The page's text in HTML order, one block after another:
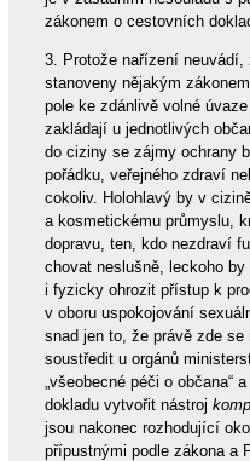
zákonem o cestovních
3. Protože nařízení
stanoveny nějakým
pole ke zdánlivě volné
zakládají u jednotlivých
do ciziny se zájmy ochrany
pořádku, veřejného zdraví
cokoliv. Holohlavý by v
a kosmetickému průmyslu,
dopravu, ten, kdo nezdraví
chovat neslušně, leckoho by
i fyzicky ohrozit přístup k
v oboru uspokojování
snad jen to, že právě zde se
soustředit u orgánů
„všeobecné péči o
dokladu vytvořit nástroj
jsou nakonec rozhodující
přípustnými podle zákona a